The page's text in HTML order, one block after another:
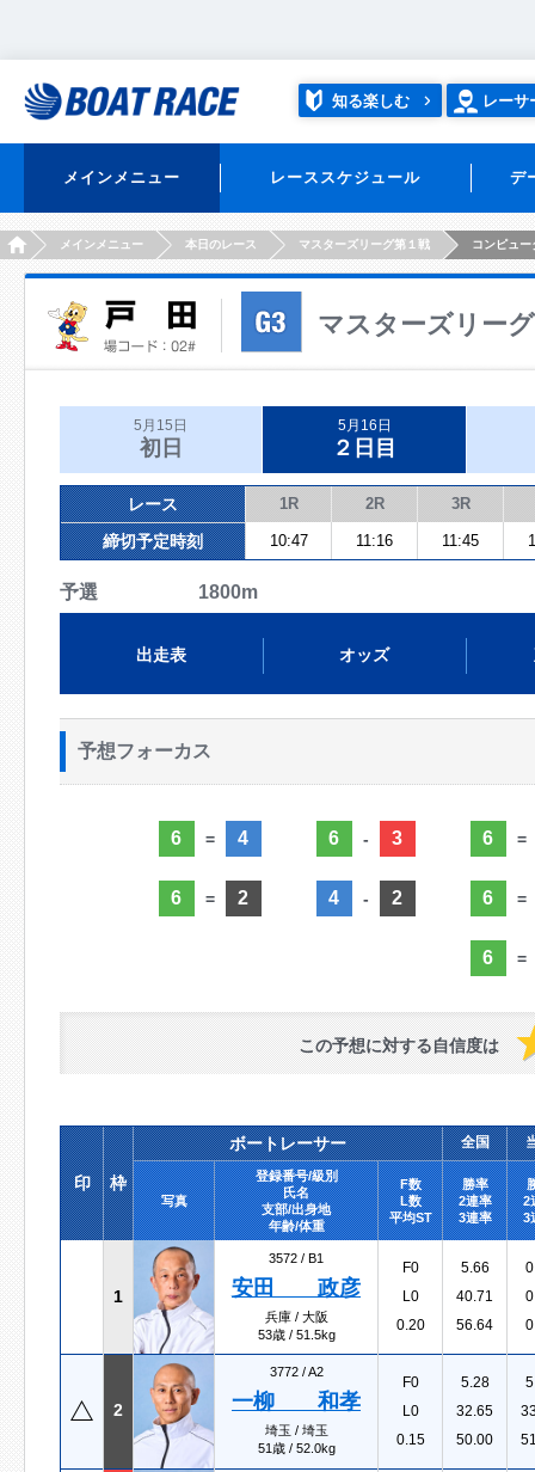
知る楽しむ レーサ
メインメニュー レーススケジュール デ
HOMEメインメニュー 本日のレース マスターズリーグ第１戦 コンピュー
マスターズリー
5月15日
初日
5月16日
２日目
レース 1R 2R 3R
締切予定時刻 10:47 11:16 11:45
予選 1800m
出走表 オッズ
予想フォーカス
6 = 4
6 = 2
6 - 3
4 - 2
6 =
6 =
6 =
この予想に対する自信度は
印 枠
ボートレーサー 全国
写真
登録番号/級別
氏名
支部/出身地
年齢/体重
F数
L数
平均ST
勝率
2連率
3連率
2
3
1
3572 / B1
安田 政彦
兵庫 / 大阪
53歳 / 51.5kg
F0
L0
0.20
5.66
40.71
56.64
2
3772 /A2
一柳 和孝
埼玉 / 埼玉
51歳 / 52.0kg
F0
L0
0.15
5.28
32.65
50.00